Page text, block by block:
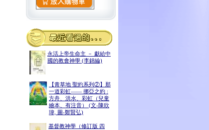
永活上帝生命主 － 獻給中
國的教會神學 (李錦綸)
【青草地 聖約系列②】那
一道彩虹—— 挪亞之約 :
方舟、洪水、彩虹（兒童
繪本、有注音） (文-陳欣
瑋, 圖-鄭賢弘)
基督教神學（修訂版 四